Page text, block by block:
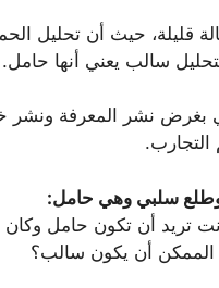
قليلة، حيث أن تحليل
سالب يعني أنها حامل.
نشر المعرفة ونشر
سلبي وهي حامل:
تريد أن تكون حامل
الممكن أن يكون سالب؟